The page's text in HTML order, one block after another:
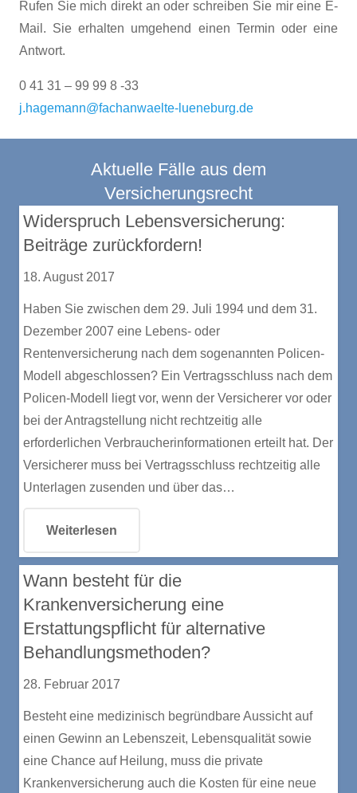
Rufen Sie mich direkt an oder schreiben Sie mir eine E-
Mail. Sie erhalten umgehend einen Termin oder eine
Antwort.
0 41 31 – 99 99 8 -33
j.hagemann@fachanwaelte-lueneburg.de
Aktuelle Fälle aus dem
Versicherungsrecht
Widerspruch Lebensversicherung:
Beiträge zurückfordern!
18. August 2017
Haben Sie zwischen dem 29. Juli 1994 und dem 31.
Dezember 2007 eine Lebens- oder
Rentenversicherung nach dem sogenannten Policen-
Modell abgeschlossen? Ein Vertragsschluss nach dem
Policen-Modell liegt vor, wenn der Versicherer vor oder
bei der Antragstellung nicht rechtzeitig alle
erforderlichen Verbraucherinformationen erteilt hat. Der
Versicherer muss bei Vertragsschluss rechtzeitig alle
Unterlagen zusenden und über das…
Weiterlesen
Wann besteht für die
Krankenversicherung eine
Erstattungspflicht für alternative
Behandlungsmethoden?
28. Februar 2017
Besteht eine medizinisch begründbare Aussicht auf
einen Gewinn an Lebenszeit, Lebensqualität sowie
eine Chance auf Heilung, muss die private
Krankenversicherung auch die Kosten für eine neue